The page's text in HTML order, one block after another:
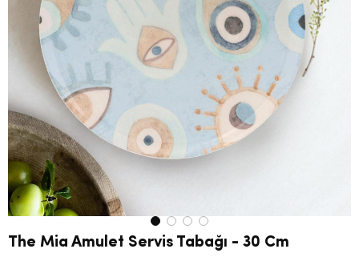
The Mia Amulet Servis Tabağı - 30 Cm